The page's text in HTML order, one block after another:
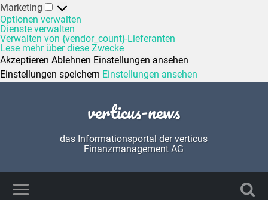
Marketing
Optionen verwalten
Dienste verwalten
Verwalten von {vendor_count}-Lieferanten
Lese mehr über diese Zwecke
Akzeptieren Ablehnen Einstellungen ansehen
Einstellungen speichern Einstellungen ansehen
verticus-news
das Informationsportal der verticus
Finanzmanagement AG